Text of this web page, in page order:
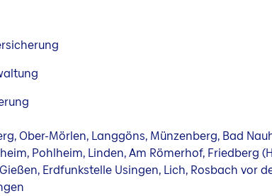
Ober-Mörlen, Langgöns, Münzenberg, Bad
Pohlheim, Linden, Am Römerhof, Friedberg
Erdfunkstelle Usingen, Lich, Rosbach vor